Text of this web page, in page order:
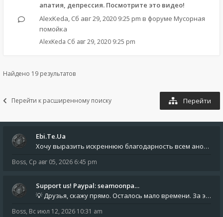
апатия, депрессия. Посмотрите это видео!
AlexKeda, Сб авг 29, 2020 9:25 pm в форуме Мусорная
помойка
AlexKeda Сб авг 29, 2020 9:25 pm
Найдено 19 результатов
Перейти к расширенному поиску Перейти
Ebi.Te.Ua
Хочу выразить искреннюю благодарность всем анонимным пользователям, которые поддержали наше сообщество финансово. Благод
Boss, Ср авг 05, 2026 6:45 pm
Support us! Paypal: seamoonpa…
💡 Друзья, скажу прямо. Осталось мало времени. За это время нам нужно закрыть последние обязательные расходы: около 500
Boss, Вс июл 12, 2026 10:31 am